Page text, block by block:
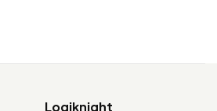
Logiknight